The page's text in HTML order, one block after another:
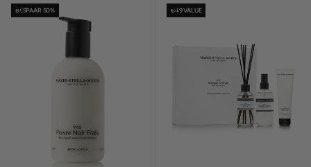
BESPAAR 50%
In Winkelmand €49 VALUE
In Winkelmand